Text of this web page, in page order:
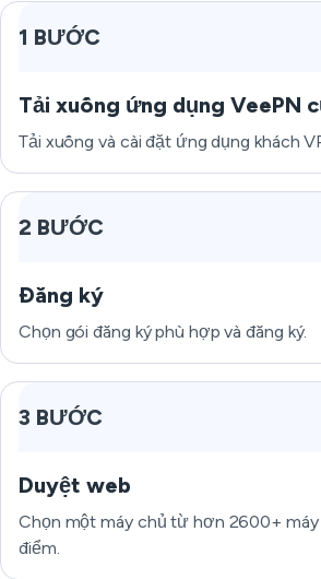
1 BƯỚC
Tải xuống ứng dụng VeePN
Tải xuống và cài đặt ứng dụng khách
2 BƯỚC
Đăng ký
Chọn gói đăng ký phù hợp và đăng ký.
3 BƯỚC
Duyệt web
Chọn một máy chủ từ hơn 2600+
điểm.